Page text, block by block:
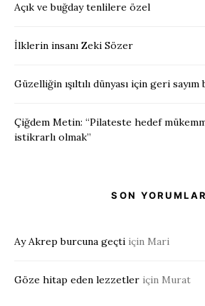
Açık ve buğday tenlilere özel
İlklerin insanı Zeki Sözer
Güzelliğin ışıltılı dünyası için geri sayım
Çiğdem Metin: “Pilateste hedef
istikrarlı olmak”
SON YORUMLAR
Ay Akrep burcuna geçti için Mari
Göze hitap eden lezzetler için Murat